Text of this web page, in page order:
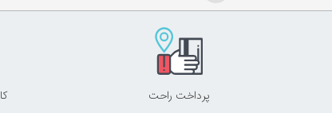
پرداخت راحت